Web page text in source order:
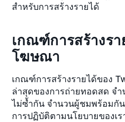
สำหรับการสร้างรายได้
เกณฑ์การสร้างรา
โฆษณา
เกณฑ์การสร้างรายได้ของ
ล่าสุดของการถ่ายทอดสด จ
ไม่ซ้ำกัน จำนวนผู้ชมพร้อมกั
การปฏิบัติตามนโยบายของเ